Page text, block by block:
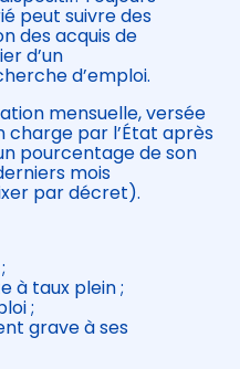
peut suivre des
des acquis de
d’un
d’emploi.
mensuelle, versée
charge par l’État après
pourcentage de son
mois
par décret).
à taux plein ;
;
grave à ses